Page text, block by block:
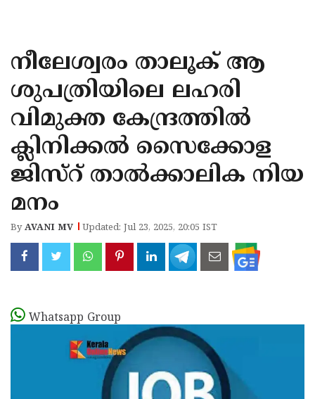
KANNUR
KASARAGOD
നീലേശ്വരം താലൂക് ആ
ശുപത്രിയിലെ ലഹരി
വിമുക്ത കേന്ദ്രത്തിൽ
ക്ലിനിക്കൽ സൈക്കോള
ജിസ്റ് താൽക്കാലിക നിയ
മനം
ByAVANI MV Updated: Jul 23, 2025, 20:05 IST
Whatsapp Group